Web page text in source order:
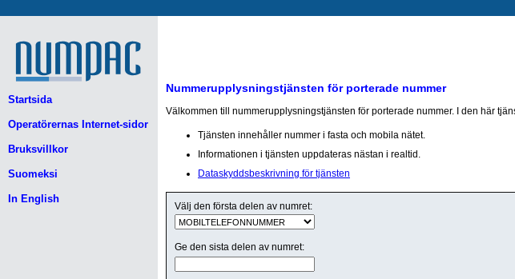
Startsida
Operatörernas Internet-sidor
Bruksvillkor
Suomeksi
In English
Nummerupplysningstjänsten för porterade nummer
Välkommen till nummerupplysningstjänsten för porterade nummer. I den här
Tjänsten innehåller nummer i fasta och mobila nätet.
Informationen i tjänsten uppdateras nästan i realtid.
Dataskyddsbeskrivning för tjänsten
Välj den första delen av numret:
Ge den sista delen av numret: